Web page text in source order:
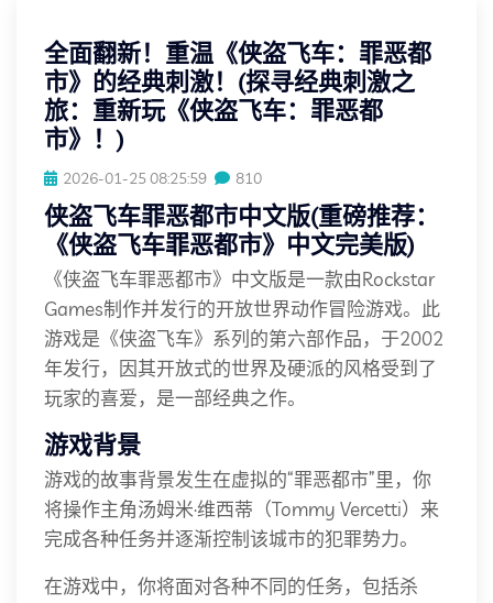
全面翻新！重温《侠盗飞车：罪恶都
市》的经典刺激！(探寻经典刺激之
旅：重新玩《侠盗飞车：罪恶都
市》！)
2026-01-25 08:25:59 810
侠盗飞车罪恶都市中文版(重磅推荐：
《侠盗飞车罪恶都市》中文完美版)
《侠盗飞车罪恶都市》中文版是一款由Rockstar
Games制作并发行的开放世界动作冒险游戏。此
游戏是《侠盗飞车》系列的第六部作品，于2002
年发行，因其开放式的世界及硬派的风格受到了
玩家的喜爱，是一部经典之作。
游戏背景
游戏的故事背景发生在虚拟的“罪恶都市”里，你
将操作主角汤姆米·维西蒂（Tommy Vercetti）来
完成各种任务并逐渐控制该城市的犯罪势力。
在游戏中，你将面对各种不同的任务，包括杀